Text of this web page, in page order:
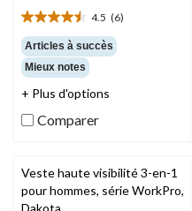
4.5 (6)
4.5
étoile(s)
sur
5.
6
Articles à succès
Mieux notes
+ Plus d'options
Comparer
Veste haute visibilité 3-en-1
pour hommes, série WorkPro,
Dakota